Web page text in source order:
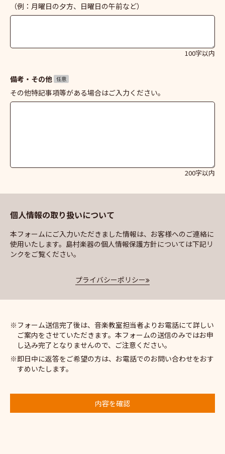
（例：月曜日の夕方、日曜日の午前など）
100字以内
備考・その他 任意
その他特記事項等がある場合はご入力ください。
200字以内
個人情報の取り扱いについて
本フォームにご入力いただきました情報は、お客様へのご連絡に
使用いたします。島村楽器の個人情報保護方針については下記リ
ンクをご覧ください。
プライバシーポリシー
フォーム送信完了後は、音楽教室担当者よりお電話にて詳しい
ご案内をさせていただきます。本フォームの送信のみではお申
し込み完了となりませんので、ご注意ください。
即日中に返答をご希望の方は、お電話でのお問い合わせをおす
すめいたします。
内容を確認